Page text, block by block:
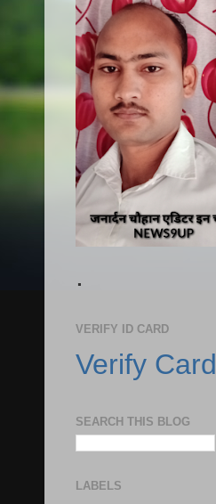
.
VERIFY ID CARD
Verify Card
SEARCH THIS BLOG
LABELS